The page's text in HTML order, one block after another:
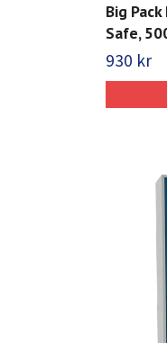
Big
Safe,
930 kr